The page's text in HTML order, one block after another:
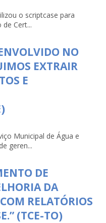
o scriptcase para
Cert...
NO
EXTRAIR
E
Municipal de Água e
geren...
DE
DA
RELATÓRIOS
(TCE-TO)